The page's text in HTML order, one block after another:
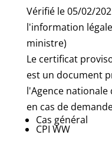
Vérifié le 05/02/
l'information
ministre)
Le certificat
est un document
l'Agence nationale
en cas de
Cas général
CPI WW